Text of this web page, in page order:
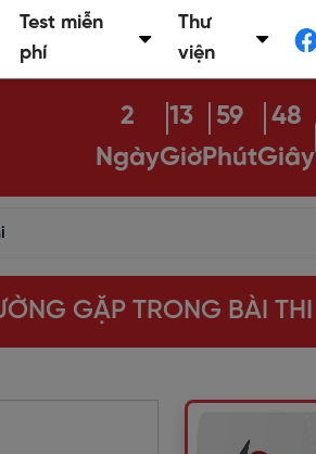
Test miễn
phí
Thư
viện
2
Ngày
13
Giờ
59
Phút
47
Giây
GẶP TRONG BÀI THI